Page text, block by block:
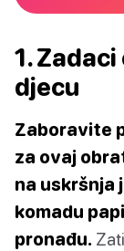
1.
djecu
Zaboravite
za ovaj
na uskršnja
komadu
pronađu.